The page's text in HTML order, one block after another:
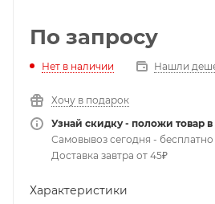
По запросу
Нет в наличии Нашли
Хочу в подарок
Узнай скидку - положи товар
Самовывоз сегодня - бесплатно
Доставка завтра от 45₽
Характеристики